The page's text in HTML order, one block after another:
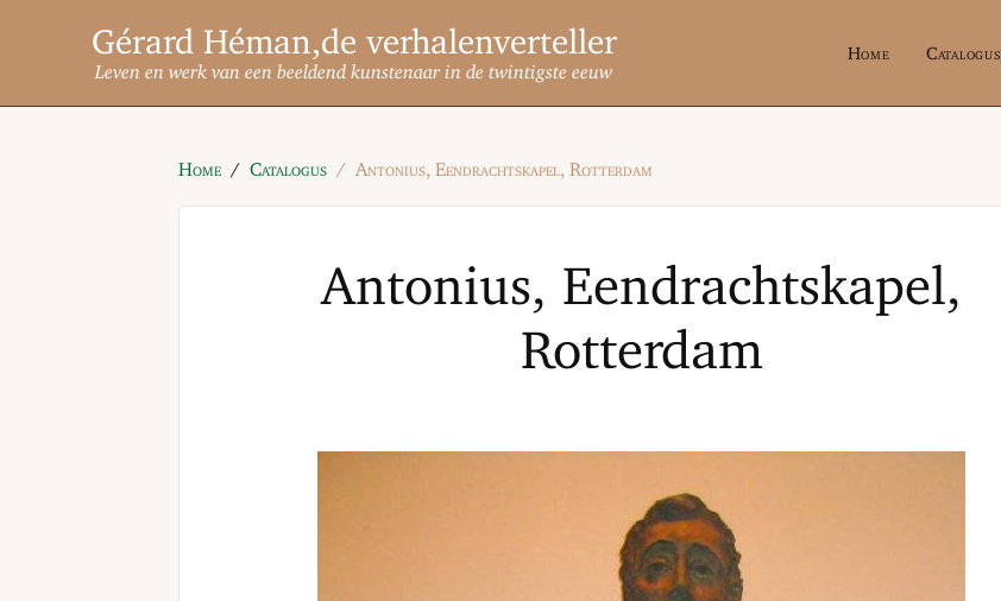
Gérard Héman
Leven en werk van een beeldend kunstenaar in de twintigste eeuw
Home Catalogus
Home Catalogus Antonius, Eendrachtskapel, Rotterdam
Antonius, Eendrachtskapel,
Rotterdam